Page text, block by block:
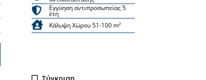
Εγγύηση αντιπροσωπείας 5
έτη
Κάλυψη Χώρου 51-100 m²